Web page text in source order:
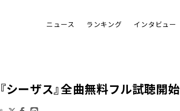
ニュース ランキング インタビュー
『シーザス』全曲無料フル試聴開始